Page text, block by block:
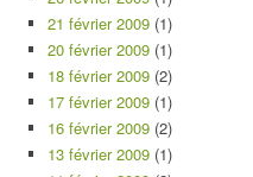
21 février 2009 (1)
20 février 2009 (1)
18 février 2009 (2)
17 février 2009 (1)
16 février 2009 (2)
13 février 2009 (1)